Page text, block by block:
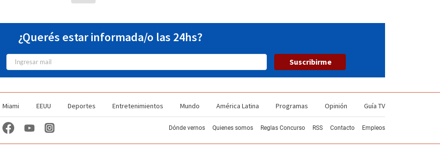
¿Querés estar informada/o las 24hs?
Suscribirme
Miami EEUU Deportes Entretenimientos Mundo América Latina Programas Opinión Guía TV
Dónde vernos Quienes somos Reglas Concurso RSS Contacto Empleos